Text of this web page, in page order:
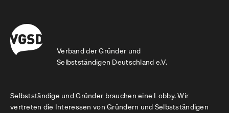
Verband der Gründer und
Selbstständigen Deutschland e.V.
Selbstständige und Gründer brauchen eine Lobby. Wir
vertreten die Interessen von Gründern und Selbstständigen